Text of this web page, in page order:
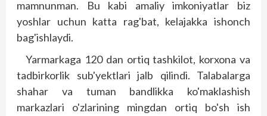
mamnunman. Bu kabi amaliy imkoniyatlar biz
yoshlar uchun katta rag'bat, kelajakka ishonch
bag'ishlaydi.
Yarmarkaga 120 dan ortiq tashkilot, korxona va
tadbirkorlik sub'yektlari jalb qilindi. Talabalarga
shahar va tuman bandlikka ko'maklashish
markazlari o'zlarining mingdan ortiq bo'sh ish